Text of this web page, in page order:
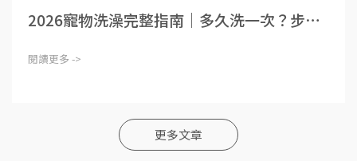
2026寵物洗澡完整指南｜多久洗一次？步⋯
閱讀更多 ->
更多文章